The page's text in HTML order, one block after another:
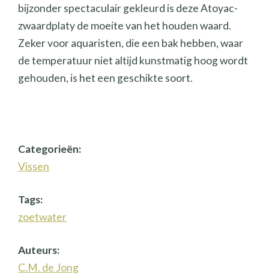
bijzonder spectaculair gekleurd is deze Atoyac-
zwaardplaty de moeite van het houden waard.
Zeker voor aquaristen, die een bak hebben, waar
de temperatuur niet altijd kunstmatig hoog wordt
gehouden, is het een geschikte soort.
Categorieën:
Vissen
Tags:
zoetwater
Auteurs:
C.M. de Jong